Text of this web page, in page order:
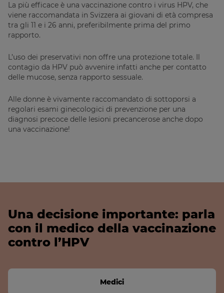
La più efficace è una vaccinazione contro i virus HPV, che
viene raccomandata in Svizzera ai giovani di età compresa
tra gli 11 e i 26 anni, preferibilmente prima del primo
rapporto.
L’uso dei preservativi non offre una protezione totale. Il
contagio da HPV può avvenire infatti anche per contatto
delle mucose, senza rapporto sessuale.
Alle donne è vivamente raccomandato di sottoporsi a
regolari esami ginecologici di prevenzione per una
diagnosi precoce delle lesioni precancerose anche dopo
una vaccinazione!
Una decisione importante: parla
con il medico della vaccinazione
contro l’HPV
Link
Medici